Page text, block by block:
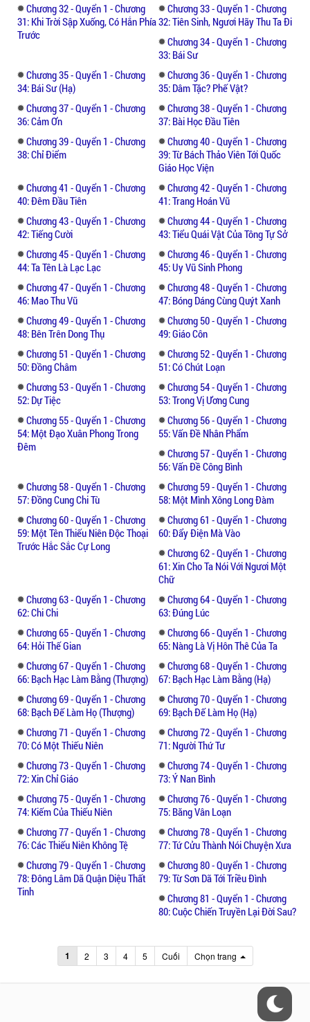
Chương 32 - Quyển 1 - Chương
31: Khi Trời Sập Xuống, Có Hắn Phía
Trước
Chương 33 - Quyển 1 - Chương
32: Tiên Sinh, Ngươi Hãy Thu Ta Đi
Chương 34 - Quyển 1 - Chương
33: Bái Sư
Chương 35 - Quyển 1 - Chương
34: Bái Sư (Hạ)
Chương 36 - Quyển 1 - Chương
35: Dâm Tặc? Phế Vật?
Chương 37 - Quyển 1 - Chương
36: Cảm Ơn
Chương 38 - Quyển 1 - Chương
37: Bài Học Đầu Tiên
Chương 39 - Quyển 1 - Chương
38: Chỉ Điểm
Chương 40 - Quyển 1 - Chương
39: Từ Bách Thảo Viên Tới Quốc
Giáo Học Viện
Chương 41 - Quyển 1 - Chương
40: Đêm Đầu Tiên
Chương 42 - Quyển 1 - Chương
41: Trang Hoán Vũ
Chương 43 - Quyển 1 - Chương
42: Tiếng Cười
Chương 44 - Quyển 1 - Chương
43: Tiểu Quái Vật Của Tông Tự Sở
Chương 45 - Quyển 1 - Chương
44: Ta Tên Là Lạc Lạc
Chương 46 - Quyển 1 - Chương
45: Uy Vũ Sinh Phong
Chương 47 - Quyển 1 - Chương
46: Mao Thu Vũ
Chương 48 - Quyển 1 - Chương
47: Bóng Dáng Cùng Quýt Xanh
Chương 49 - Quyển 1 - Chương
48: Bên Trên Dong Thụ
Chương 50 - Quyển 1 - Chương
49: Giáo Côn
Chương 51 - Quyển 1 - Chương
50: Đồng Châm
Chương 52 - Quyển 1 - Chương
51: Có Chút Loạn
Chương 53 - Quyển 1 - Chương
52: Dự Tiệc
Chương 54 - Quyển 1 - Chương
53: Trong Vị Ương Cung
Chương 55 - Quyển 1 - Chương
54: Một Đạo Xuân Phong Trong
Đêm
Chương 56 - Quyển 1 - Chương
55: Vấn Đề Nhân Phẩm
Chương 57 - Quyển 1 - Chương
56: Vấn Đề Công Bình
Chương 58 - Quyển 1 - Chương
57: Đồng Cung Chi Tù
Chương 59 - Quyển 1 - Chương
58: Một Mình Xông Long Đàm
Chương 60 - Quyển 1 - Chương
59: Một Tên Thiếu Niên Độc Thoại
Trước Hắc Sắc Cự Long
Chương 61 - Quyển 1 - Chương
60: Đẩy Điện Mà Vào
Chương 62 - Quyển 1 - Chương
61: Xin Cho Ta Nói Với Ngươi Một
Chữ
Chương 63 - Quyển 1 - Chương
62: Chi Chi
Chương 64 - Quyển 1 - Chương
63: Đúng Lúc
Chương 65 - Quyển 1 - Chương
64: Hỏi Thế Gian
Chương 66 - Quyển 1 - Chương
65: Nàng Là Vị Hôn Thê Của Ta
Chương 67 - Quyển 1 - Chương
66: Bạch Hạc Làm Bằng (Thượng)
Chương 68 - Quyển 1 - Chương
67: Bạch Hạc Làm Bằng (Hạ)
Chương 69 - Quyển 1 - Chương
68: Bạch Đế Làm Họ (Thượng)
Chương 70 - Quyển 1 - Chương
69: Bạch Đế Làm Họ (Hạ)
Chương 71 - Quyển 1 - Chương
70: Có Một Thiếu Niên
Chương 72 - Quyển 1 - Chương
71: Người Thứ Tư
Chương 73 - Quyển 1 - Chương
72: Xin Chỉ Giáo
Chương 74 - Quyển 1 - Chương
73: Ý Nan Bình
Chương 75 - Quyển 1 - Chương
74: Kiếm Của Thiếu Niên
Chương 76 - Quyển 1 - Chương
75: Băng Vân Loạn
Chương 77 - Quyển 1 - Chương
76: Các Thiếu Niên Không Tệ
Chương 78 - Quyển 1 - Chương
77: Tứ Cửu Thành Nói Chuyện Xưa
Chương 79 - Quyển 1 - Chương
78: Đông Lâm Dã Quận Diệu Thất
Tinh
Chương 80 - Quyển 1 - Chương
79: Từ Sơn Dã Tới Triều Đình
Chương 81 - Quyển 1 - Chương
80: Cuộc Chiến Truyền Lại Đời Sau?
1 2 3 4 5 Cuối Chọn trang